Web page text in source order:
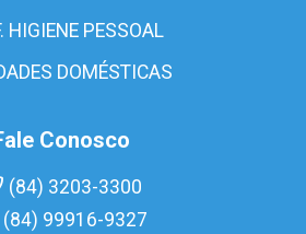
HIGIENE PESSOAL
DOMÉSTICAS
Conosco
(84) 3203-3300
(84) 99916-9327